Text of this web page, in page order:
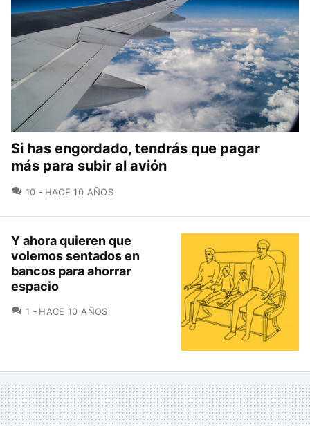
Si has engordado, tendrás que pagar
más para subir al avión
10 COMENTARIOS
HACE 10 AÑOS
Y ahora quieren que
volemos sentados en
bancos para ahorrar
espacio
1 COMENTARIOS
HACE 10 AÑOS